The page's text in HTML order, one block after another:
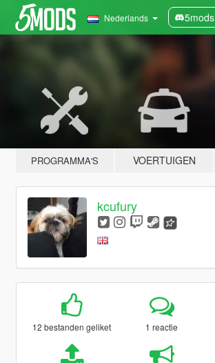
Nederlands
PROGRAMMA'S VOERTUIGEN
kcufury
12 bestanden geliket 1 reactie